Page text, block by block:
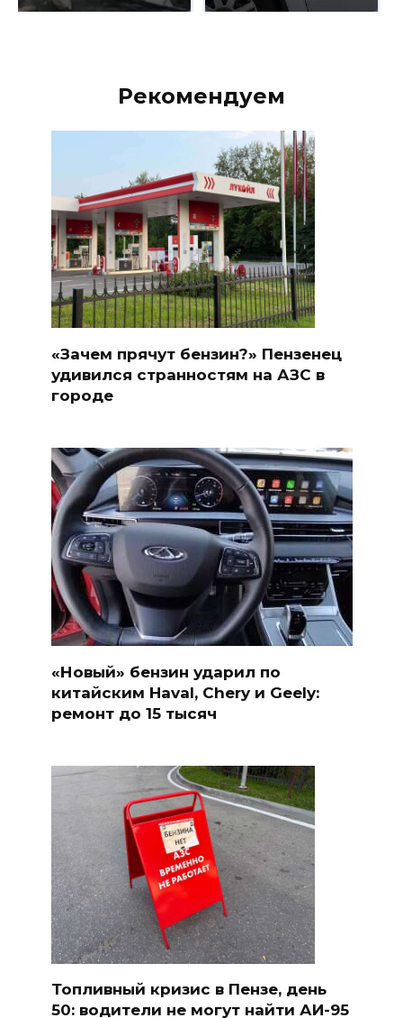
Рекомендуем
«Зачем прячут бензин?» Пензенец
удивился странностям на АЗС в
городе
«Новый» бензин ударил по
китайским Haval, Chery и Geely:
ремонт до 15 тысяч
Топливный кризис в Пензе, день
50: водители не могут найти АИ-95